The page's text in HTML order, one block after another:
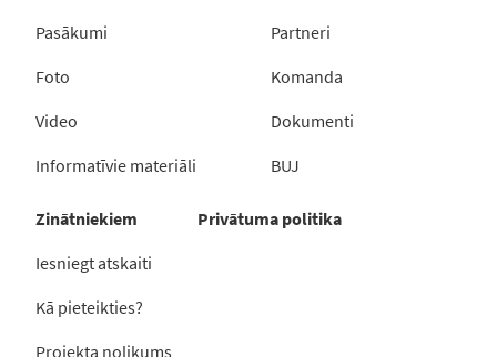
Pasākumi
Foto
Video
Informatīvie materiāli
Partneri
Komanda
Dokumenti
BUJ
Zinātniekiem
Iesniegt atskaiti
Kā pieteikties?
Projekta nolikums
Privātuma politika